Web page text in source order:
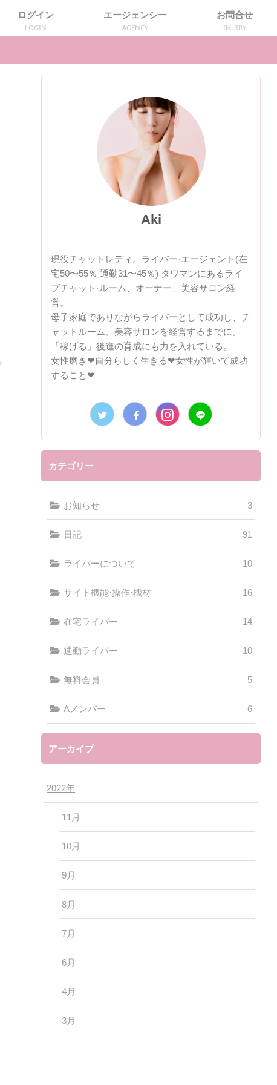
ログイン
LOGIN
エージェンシー
AGENCY
お問合せ
INUIRY
Aki
現役チャットレディ。ライバー·エージェント(在
宅50〜55％ 通勤31〜45％) タワマンにあるライ
ブチャット·ルーム、オーナー、美容サロン経
営。
母子家庭でありながらライバーとして成功し、チ
ャットルーム、美容サロンを経営するまでに。
「稼げる」後進の育成にも力を入れている。
女性磨き❤︎自分らしく生きる❤︎女性が輝いて成功
すること❤︎
カテゴリー
お知らせ 3
日記 91
ライバーについて 10
サイト機能·操作·機材 16
在宅ライバー 14
通勤ライバー 10
無料会員 5
Aメンバー 6
アーカイブ
2022年
11月
10月
9月
8月
7月
6月
4月
3月